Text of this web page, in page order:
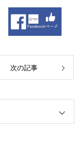
次の記事